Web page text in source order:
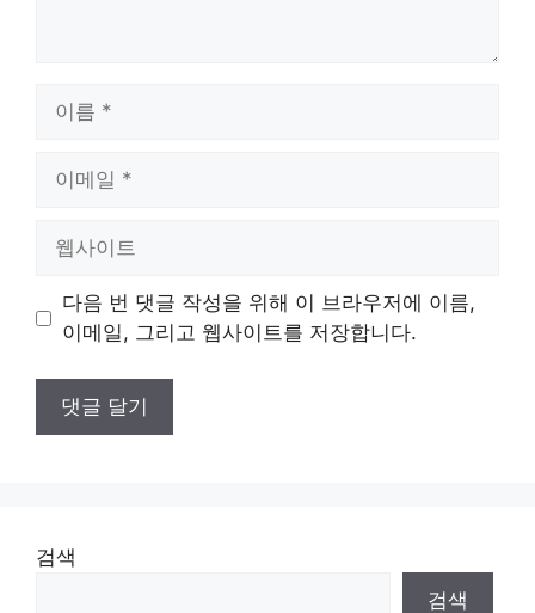
트
다음 번 댓글 작성을 위해 이 브라우저에 이름,
이메일, 그리고 웹사이트를 저장합니다.
검색
검색